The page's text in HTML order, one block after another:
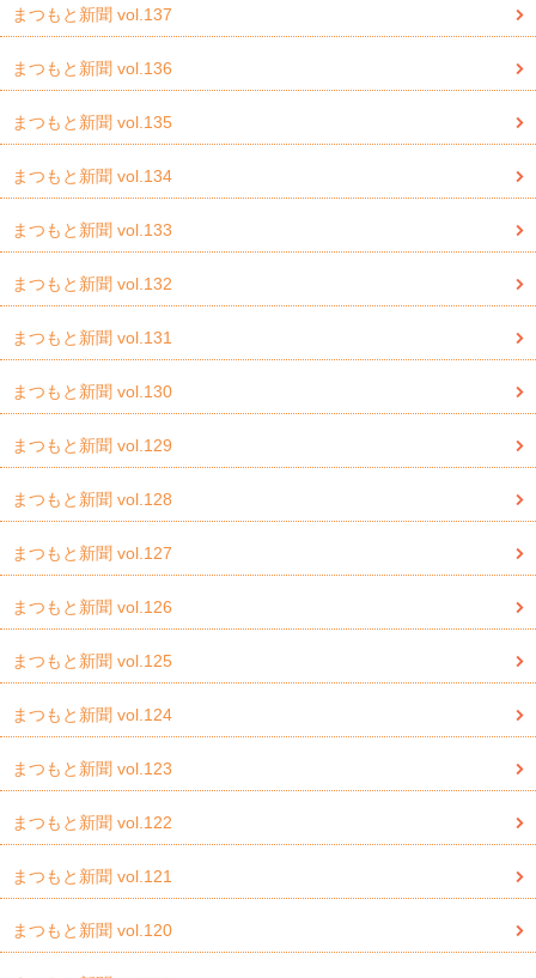
まつもと新聞 vol.137
まつもと新聞 vol.136
まつもと新聞 vol.135
まつもと新聞 vol.134
まつもと新聞 vol.133
まつもと新聞 vol.132
まつもと新聞 vol.131
まつもと新聞 vol.130
まつもと新聞 vol.129
まつもと新聞 vol.128
まつもと新聞 vol.127
まつもと新聞 vol.126
まつもと新聞 vol.125
まつもと新聞 vol.124
まつもと新聞 vol.123
まつもと新聞 vol.122
まつもと新聞 vol.121
まつもと新聞 vol.120